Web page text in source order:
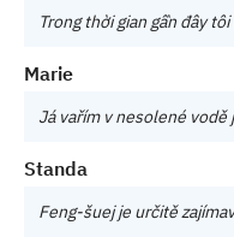
Trong thời gian gần đây
Marie
Já vařím v nesolené
Standa
Feng-šuej je určitě